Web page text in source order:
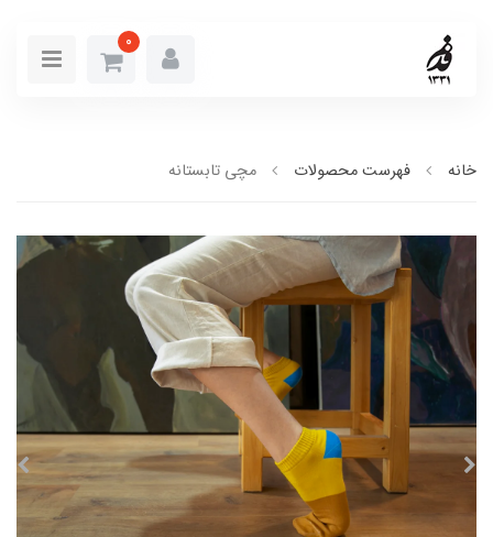
0
خانه فهرست محصولات مچی تابستانه